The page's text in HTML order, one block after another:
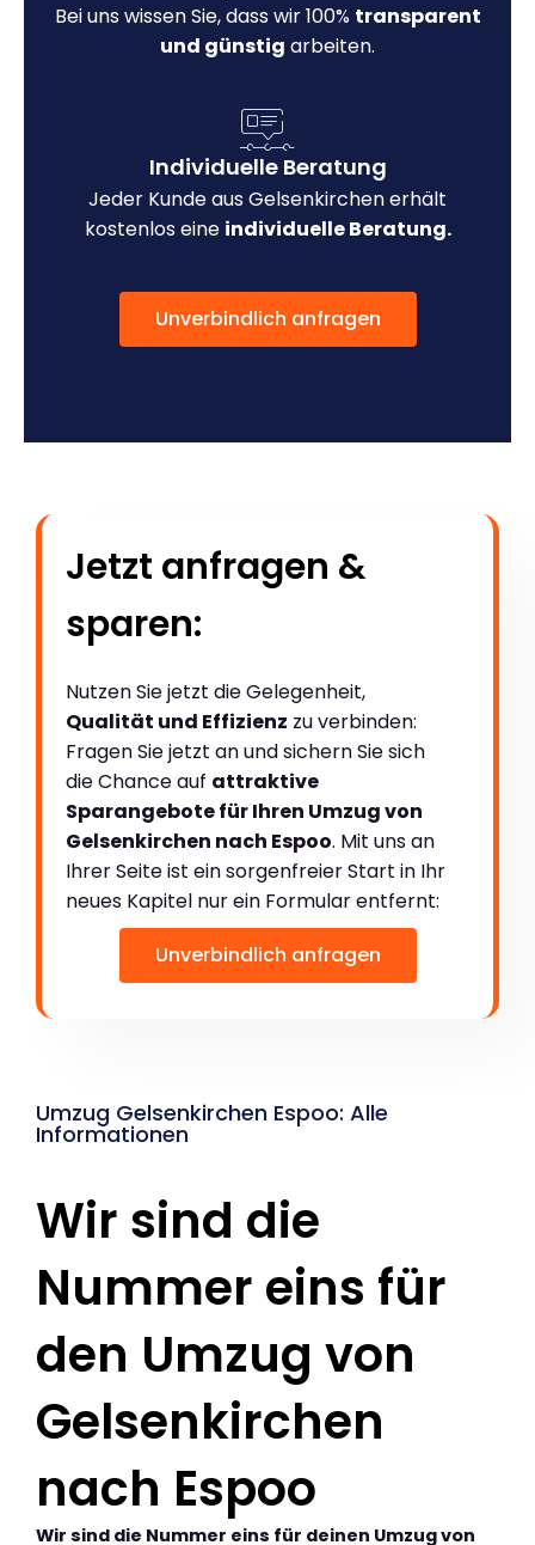
Bei uns wissen Sie, dass wir 100% transparent
und günstig arbeiten.
Individuelle Beratung
Jeder Kunde aus Gelsenkirchen erhält
kostenlos eine individuelle Beratung.
Unverbindlich anfragen
Jetzt anfragen &
sparen:
Nutzen Sie jetzt die Gelegenheit,
Qualität und Effizienz zu verbinden:
Fragen Sie jetzt an und sichern Sie sich
die Chance auf attraktive
Sparangebote für Ihren Umzug von
Gelsenkirchen nach Espoo. Mit uns an
Ihrer Seite ist ein sorgenfreier Start in Ihr
neues Kapitel nur ein Formular entfernt:
Unverbindlich anfragen
Umzug Gelsenkirchen Espoo: Alle
Informationen
Wir sind die
Nummer eins für
den Umzug von
Gelsenkirchen
nach Espoo
Wir sind die Nummer eins für deinen Umzug von